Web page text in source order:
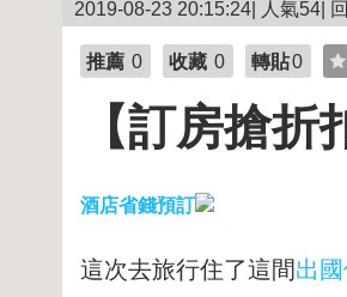
2019-08-23 20:15:24| 人氣54|
推薦 0 收藏 0 轉貼0
【訂房搶
酒店省錢預訂
這次去旅行住了這間出